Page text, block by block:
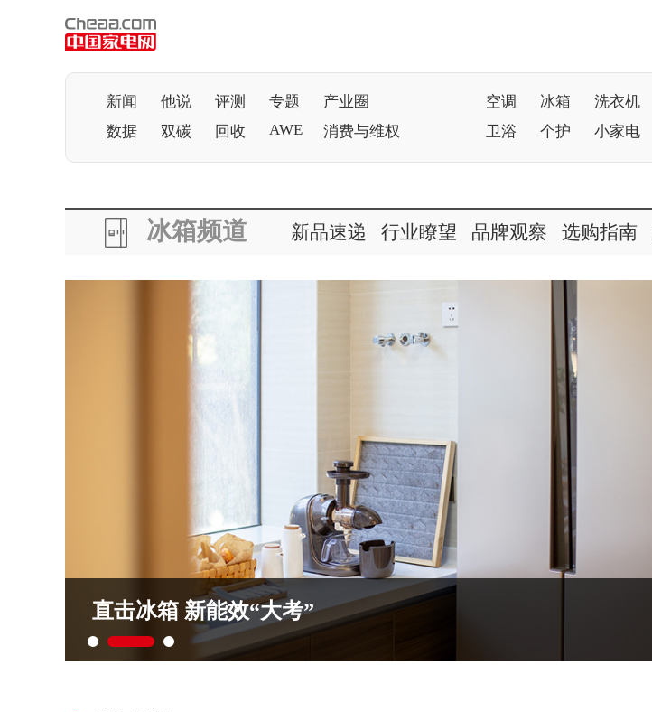
新闻 他说 评测 专题
产业圈
数据
双碳 回收 AWE 消费与维权
空调 冰箱 洗衣机
卫浴
个护 小家电
冰箱频道 新品速递 行业瞭望 品牌观察 选购指南
直击冰箱 新能效“大考”